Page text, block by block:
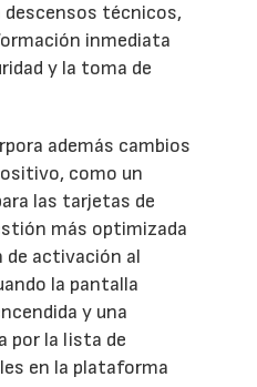
técnicos,
inmediata
y la toma de
además cambios
como un
las tarjetas de
más optimizada
de activación al
la pantalla
y una
por la lista de
en la plataforma